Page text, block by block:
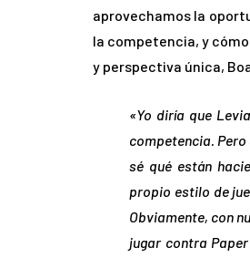
aprovechamos la
la competencia, y
y perspectiva única,
«Yo diría que
competencia. Pero
sé qué están
propio estilo de
Obviamente, con
jugar contra